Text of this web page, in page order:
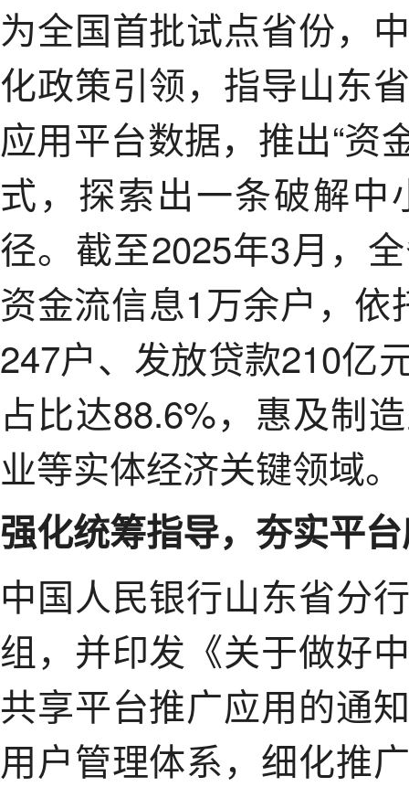
为全国首批试点省份，
化政策引领，指导山东
应用平台数据，推出“资
式，探索出一条破解
径。截至2025年3月，
资金流信息1万余户，
247户、发放贷款210亿
占比达88.6%，惠及制
业等实体经济关键领域。
强化统筹指导，夯实平
中国人民银行山东省分
组，并印发《关于做好
共享平台推广应用的通
用户管理体系，细化推